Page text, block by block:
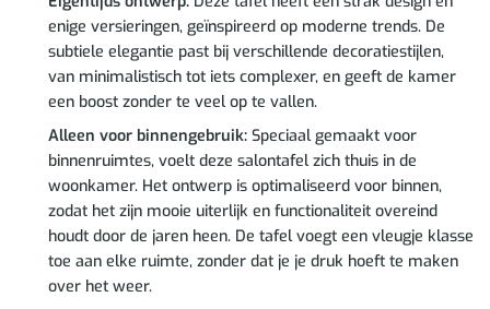
enige versieringen, geïnspireerd op moderne trends. De
subtiele elegantie past bij verschillende decoratiestijlen,
van minimalistisch tot iets complexer, en geeft de kamer
een boost zonder te veel op te vallen.
Alleen voor binnengebruik:Speciaal gemaakt voor
binnenruimtes, voelt deze salontafel zich thuis in de
woonkamer. Het ontwerp is optimaliseerd voor binnen,
zodat het zijn mooie uiterlijk en functionaliteit overeind
houdt door de jaren heen. De tafel voegt een vleugje klasse
toe aan elke ruimte, zonder dat je je druk hoeft te maken
over het weer.